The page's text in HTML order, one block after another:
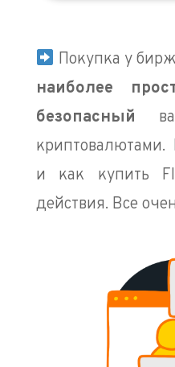
Покупка у
наиболее
безопасный
и как купить
действия. Все